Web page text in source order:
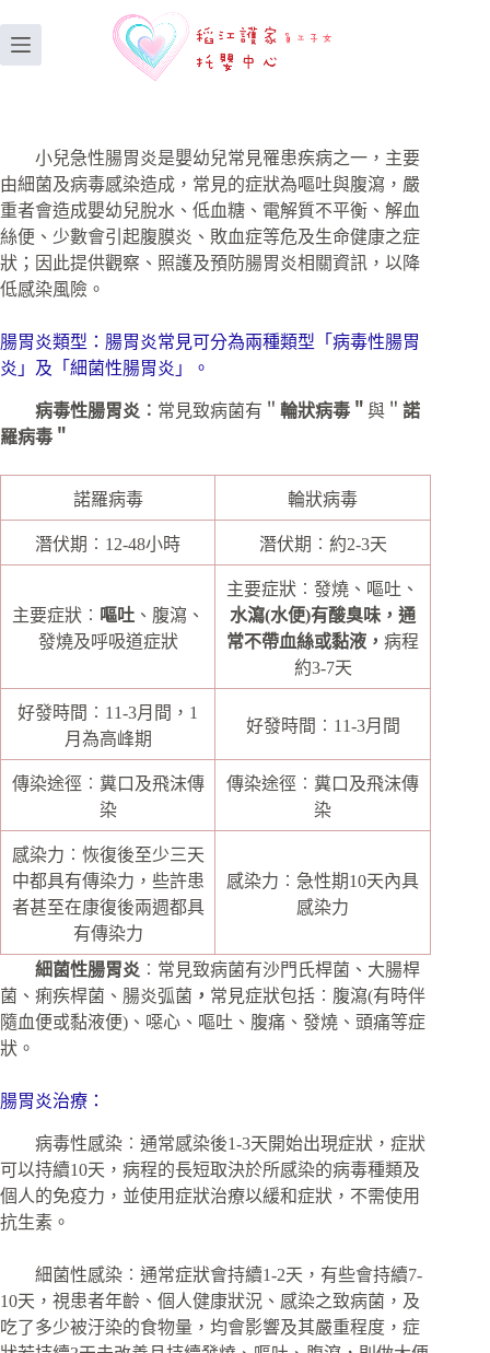
小兒急性腸胃炎是嬰幼兒常見罹患疾病之一，主要
由細菌及病毒感染造成，常見的症狀為嘔吐與腹瀉，嚴
重者會造成嬰幼兒脫水、低血糖、電解質不平衡、解血
絲便、少數會引起腹膜炎、敗血症等危及生命健康之症
狀；因此提供觀察、照護及預防腸胃炎相關資訊，以降
低感染風險。
腸胃炎類型：腸胃炎常見可分為兩種類型「病毒性腸胃
炎」及「細菌性腸胃炎」。
病毒性腸胃炎︰ 常見致病菌有＂ 輪狀病毒＂ 與＂ 諾
羅病毒＂
諾羅病毒 輪狀病毒
潛伏期︰12-48小時 潛伏期︰約2-3天
主要症狀︰ 嘔吐、腹瀉、
發燒及呼吸道症狀
主要症狀︰發燒、嘔吐、
水瀉(水便)有酸臭味，通
常不帶血絲或黏液， 病程
約3-7天
好發時間︰11-3月間，1
月為高峰期
好發時間︰11-3月間
傳染途徑︰糞口及飛沫傳
染
傳染途徑︰糞口及飛沫傳
染
感染力︰恢復後至少三天
中都具有傳染力，些許患
者甚至在康復後兩週都具
有傳染力
感染力︰急性期10天內具
感染力
細菌性腸胃炎 ︰常見致病菌有沙門氏桿菌、大腸桿
菌、痢疾桿菌、腸炎弧菌 ， 常見症狀包括︰腹瀉(有時伴
隨血便或黏液便)、噁心、嘔吐、腹痛、發燒、頭痛等症
狀。
腸胃炎治療：
病毒性感染︰通常感染後1-3天開始出現症狀，症狀
可以持續10天，病程的長短取決於所感染的病毒種類及
個人的免疫力，並使用症狀治療以緩和症狀，不需使用
抗生素。
細菌性感染︰通常症狀會持續1-2天，有些會持續7-
10天，視患者年齡、個人健康狀況、感染之致病菌，及
吃了多少被汙染的食物量，均會影響及其嚴重程度，症